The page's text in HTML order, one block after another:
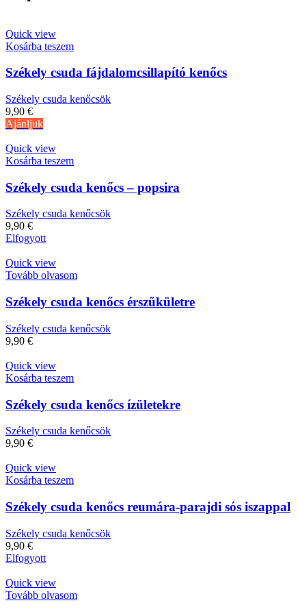
Quick view
Kosárba teszem
Székely csuda fájdalomcsillapító kenőcs
Székely csuda kenőcsök
9,90 €
Ajánljuk
Quick view
Kosárba teszem
Székely csuda kenőcs – popsira
Székely csuda kenőcsök
9,90 €
Elfogyott
Quick view
Tovább olvasom
Székely csuda kenőcs érszűkületre
Székely csuda kenőcsök
9,90 €
Quick view
Kosárba teszem
Székely csuda kenőcs ízületekre
Székely csuda kenőcsök
9,90 €
Quick view
Kosárba teszem
Székely csuda kenőcs reumára-parajdi sós iszappal
Székely csuda kenőcsök
9,90 €
Elfogyott
Quick view
Tovább olvasom